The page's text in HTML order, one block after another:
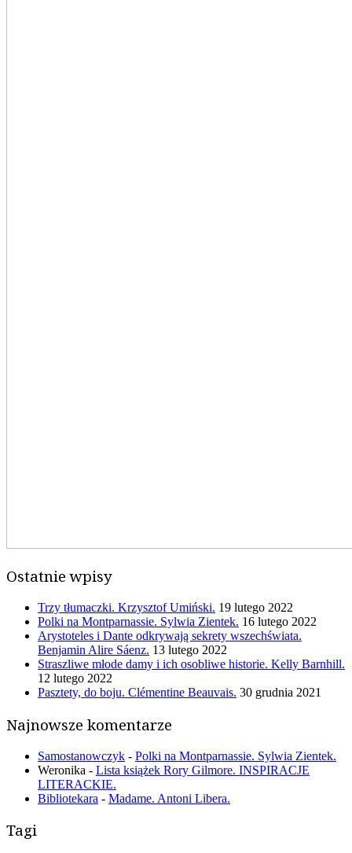
Ostatnie wpisy
Trzy tłumaczki. Krzysztof Umiński. 19 lutego 2022
Polki na Montparnassie. Sylwia Zientek. 16 lutego 2022
Arystoteles i Dante odkrywają sekrety wszechświata.
Benjamin Alire Sáenz. 13 lutego 2022
Straszliwe młode damy i ich osobliwe historie. Kelly Barnhill.
12 lutego 2022
Pasztety, do boju. Clémentine Beauvais. 30 grudnia 2021
Najnowsze komentarze
Samostanowczyk - Polki na Montparnassie. Sylwia Zientek.
Weronika - Lista książek Rory Gilmore. INSPIRACJE
LITERACKIE.
Bibliotekara - Madame. Antoni Libera.
Tagi